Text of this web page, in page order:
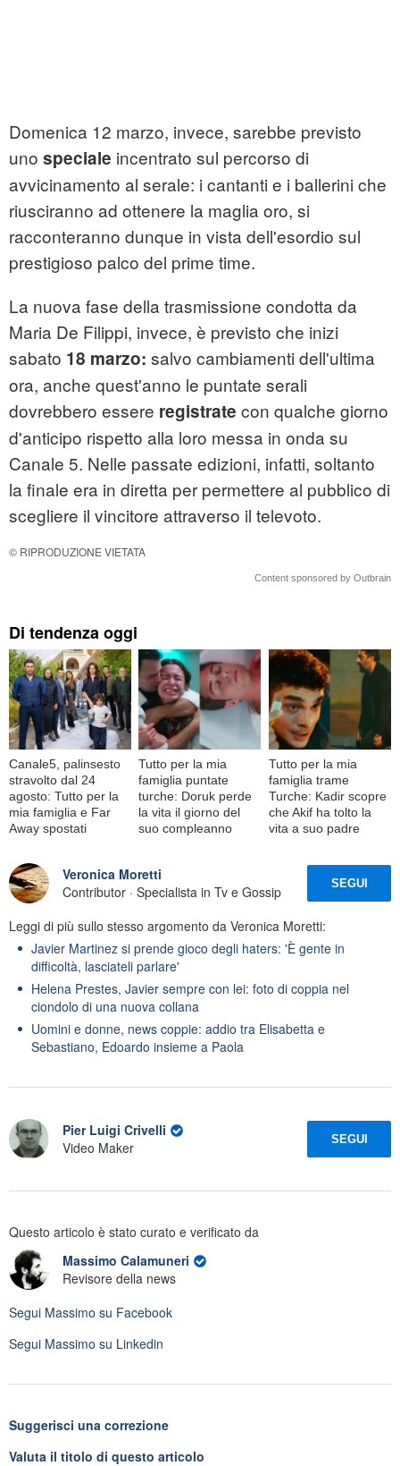
Domenica 12 marzo, invece, sarebbe previsto
uno speciale incentrato sul percorso di
avvicinamento al serale: i cantanti e i ballerini che
riusciranno ad ottenere la maglia oro, si
racconteranno dunque in vista dell'esordio sul
prestigioso palco del prime time.
La nuova fase della trasmissione condotta da
Maria De Filippi, invece, è previsto che inizi
sabato 18 marzo: salvo cambiamenti dell'ultima
ora, anche quest'anno le puntate serali
dovrebbero essere registrate con qualche giorno
d'anticipo rispetto alla loro messa in onda su
Canale 5. Nelle passate edizioni, infatti, soltanto
la finale era in diretta per permettere al pubblico di
scegliere il vincitore attraverso il televoto.
© RIPRODUZIONE VIETATA
Content sponsored by Outbrain
Di tendenza oggi
Canale5, palinsesto
stravolto dal 24
agosto: Tutto per la
mia famiglia e Far
Away spostati
Tutto per la mia
famiglia puntate
turche: Doruk perde
la vita il giorno del
suo compleanno
Tutto per la mia
famiglia trame
Turche: Kadir scopre
che Akif ha tolto la
vita a suo padre
Veronica Moretti
Contributor · Specialista in Tv e Gossip
SEGUI
Leggi di più sullo stesso argomento da Veronica Moretti:
Javier Martinez si prende gioco degli haters: 'È gente in
difficoltà, lasciateli parlare'
Helena Prestes, Javier sempre con lei: foto di coppia nel
ciondolo di una nuova collana
Uomini e donne, news coppie: addio tra Elisabetta e
Sebastiano, Edoardo insieme a Paola
Pier Luigi Crivelli
Video Maker
SEGUI
Questo articolo è stato curato e verificato da
Massimo Calamuneri
Revisore della news
Segui Massimo su Facebook
Segui Massimo su Linkedin
Suggerisci una correzione
Valuta il titolo di questo articolo